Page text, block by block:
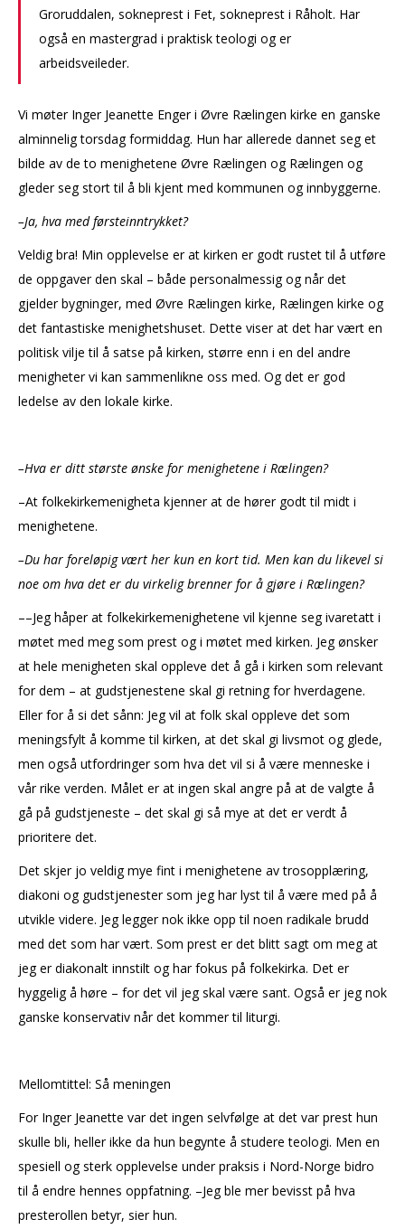
Groruddalen, sokneprest i Fet, sokneprest i Råholt. Har
også en mastergrad i praktisk teologi og er
arbeidsveileder.
Vi møter Inger Jeanette Enger i Øvre Rælingen kirke en ganske
alminnelig torsdag formiddag. Hun har allerede dannet seg et
bilde av de to menighetene Øvre Rælingen og Rælingen og
gleder seg stort til å bli kjent med kommunen og innbyggerne.
–Ja, hva med førsteinntrykket?
Veldig bra! Min opplevelse er at kirken er godt rustet til å utføre
de oppgaver den skal – både personalmessig og når det
gjelder bygninger, med Øvre Rælingen kirke, Rælingen kirke og
det fantastiske menighetshuset. Dette viser at det har vært en
politisk vilje til å satse på kirken, større enn i en del andre
menigheter vi kan sammenlikne oss med. Og det er god
ledelse av den lokale kirke.
–Hva er ditt største ønske for menighetene i Rælingen?
–At folkekirkemenigheta kjenner at de hører godt til midt i
menighetene.
–Du har foreløpig vært her kun en kort tid. Men kan du likevel si
noe om hva det er du virkelig brenner for å gjøre i Rælingen?
––Jeg håper at folkekirkemenighetene vil kjenne seg ivaretatt i
møtet med meg som prest og i møtet med kirken. Jeg ønsker
at hele menigheten skal oppleve det å gå i kirken som relevant
for dem – at gudstjenestene skal gi retning for hverdagene.
Eller for å si det sånn: Jeg vil at folk skal oppleve det som
meningsfylt å komme til kirken, at det skal gi livsmot og glede,
men også utfordringer som hva det vil si å være menneske i
vår rike verden. Målet er at ingen skal angre på at de valgte å
gå på gudstjeneste – det skal gi så mye at det er verdt å
prioritere det.
Det skjer jo veldig mye fint i menighetene av trosopplæring,
diakoni og gudstjenester som jeg har lyst til å være med på å
utvikle videre. Jeg legger nok ikke opp til noen radikale brudd
med det som har vært. Som prest er det blitt sagt om meg at
jeg er diakonalt innstilt og har fokus på folkekirka. Det er
hyggelig å høre – for det vil jeg skal være sant. Også er jeg nok
ganske konservativ når det kommer til liturgi.
Mellomtittel: Så meningen
For Inger Jeanette var det ingen selvfølge at det var prest hun
skulle bli, heller ikke da hun begynte å studere teologi. Men en
spesiell og sterk opplevelse under praksis i Nord-Norge bidro
til å endre hennes oppfatning. –Jeg ble mer bevisst på hva
presterollen betyr, sier hun.